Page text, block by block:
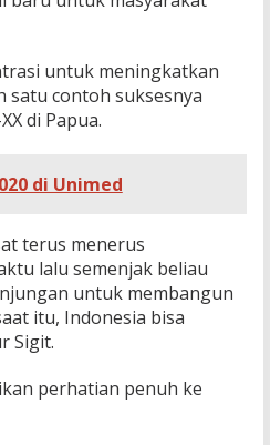
untuk meningkatkan
satu contoh suksesnya
di Papua.
di Unimed
terus menerus
lalu semenjak beliau
untuk membangun
itu, Indonesia bisa
Sigit.
perhatian penuh ke